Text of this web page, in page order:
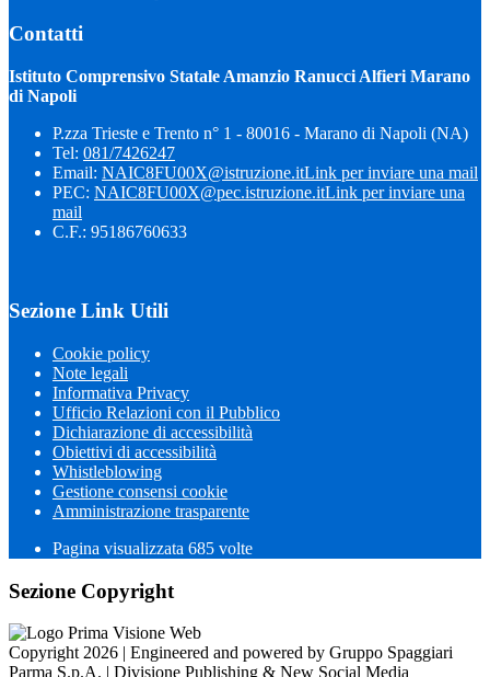
Contatti
Istituto Comprensivo Statale Amanzio Ranucci Alfieri Marano
di Napoli
P.zza Trieste e Trento n° 1 - 80016 - Marano di Napoli (NA)
Tel: 081/7426247
Email: NAIC8FU00X@istruzione.itLink per inviare una mail
PEC: NAIC8FU00X@pec.istruzione.itLink per inviare una
mail
C.F.: 95186760633
Sezione Link Utili
Cookie policy
Note legali
Informativa Privacy
Ufficio Relazioni con il Pubblico
Dichiarazione di accessibilità
Obiettivi di accessibilità
Whistleblowing
Gestione consensi cookie
Amministrazione trasparente
Pagina visualizzata 685 volte
Sezione Copyright
Copyright 2026 | Engineered and powered by Gruppo Spaggiari
Parma S.p.A. | Divisione Publishing & New Social Media